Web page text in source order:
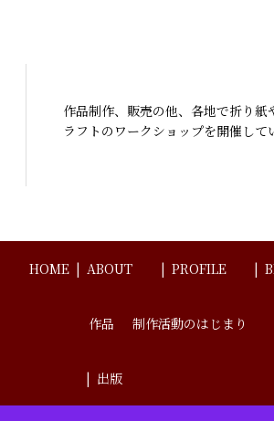
作品制作、販売の他、各地で折り紙
ラフトのワークショップを開催して
HOME ABOUT
作品
出版
PROFILE
制作活動のはじまり